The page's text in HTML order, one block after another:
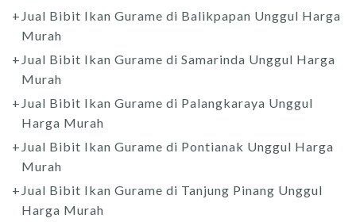
Jual Bibit Ikan Gurame di Balikpapan Unggul Harga
Murah
Jual Bibit Ikan Gurame di Samarinda Unggul Harga
Murah
Jual Bibit Ikan Gurame di Palangkaraya Unggul
Harga Murah
Jual Bibit Ikan Gurame di Pontianak Unggul Harga
Murah
Jual Bibit Ikan Gurame di Tanjung Pinang Unggul
Harga Murah